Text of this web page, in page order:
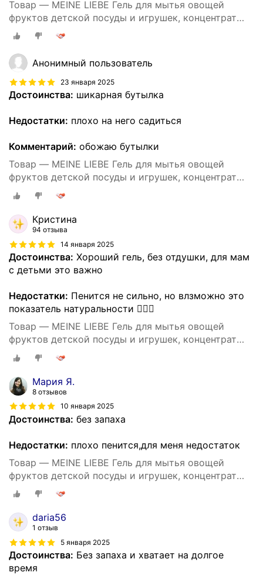
Товар — MEINE LIEBE Гель для мытья овощей
фруктов детской посуды и игрушек, концентрат
485 мл
Анонимный пользователь
23 января 2025
Достоинства: шикарная бутылка
Недостатки: плохо на него садиться
Комментарий: обожаю бутылки
Товар — MEINE LIEBE Гель для мытья овощей
фруктов детской посуды и игрушек, концентрат
485 мл
Кристина
94 отзыва
14 января 2025
Достоинства: Хороший гель, без отдушки, для мам
с детьми это важно
Недостатки: Пенится не сильно, но влзможно это
показатель натуральности 🤷🏻‍♀️
Товар — MEINE LIEBE Гель для мытья овощей
фруктов детской посуды и игрушек, концентрат
485 мл
Мария Я.
8 отзывов
10 января 2025
Достоинства: без запаха
Недостатки: плохо пенится,для меня недостаток
Товар — MEINE LIEBE Гель для мытья овощей
фруктов детской посуды и игрушек, концентрат
485 мл
daria56
1 отзыв
5 января 2025
Достоинства: Без запаха и хватает на долгое
время